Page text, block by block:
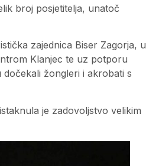
broj posjetitelja, unatoč
zajednica Biser Zagorja, u
Klanjec te uz potporu
dočekali žongleri i akrobati s
je zadovoljstvo velikim